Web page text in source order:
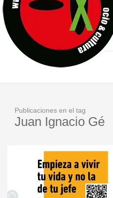
D’BALDOMEROS
MARSHALL FLASH
JOFRE BARDAGÍ EN
Publicaciones en el tag
Juan Ignacio Gé